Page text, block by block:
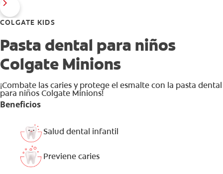
COLGATE KIDS
Pasta dental para niños
Colgate Minions
¡Combate las caries y protege el esmalte con la pasta dental
para niños Colgate Minions!
Beneficios
Salud dental infantil
Previene caries